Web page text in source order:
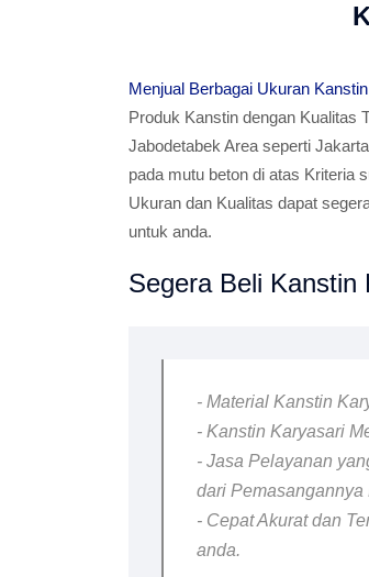
Menjual Berbagai Ukuran
Produk Kanstin dengan Kualitas
Jabodetabek Area seperti
pada mutu beton di atas Kriteria
Ukuran dan Kualitas dapat
untuk anda.
Segera Beli Kanstin
- Material Kanstin
- Kanstin Karyasari
- Jasa Pelayanan
dari
- Cepat Akurat dan
anda.